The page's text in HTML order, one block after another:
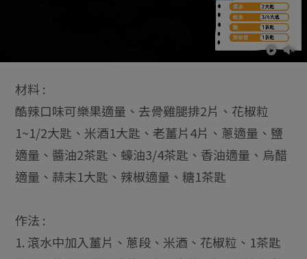
材料 :
酷辣口味可樂果適量、去骨雞腿排2片、花椒粒
1~1/2大匙、米酒1大匙、老薑片4片、蔥適量、鹽
適量、醬油2茶匙、蠔油3/4茶匙、香油適量、烏醋
適量、蒜末1大匙、辣椒適量、糖1茶匙
作法 :
1. 滾水中加入薑片、蔥段、米酒、花椒粒、1茶匙